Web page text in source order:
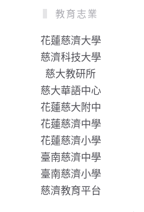
教育志業
花蓮慈濟大學
慈濟科技大學
慈大教研所
慈大華語中心
花蓮慈大附中
花蓮慈濟中學
花蓮慈濟小學
臺南慈濟中學
臺南慈濟小學
慈濟教育平台